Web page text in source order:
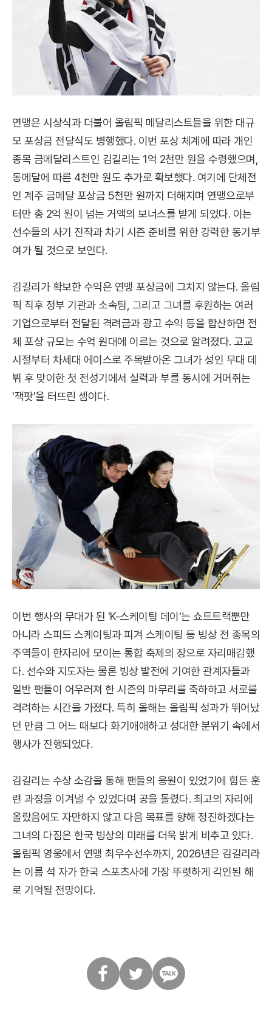
연맹은 시상식과 더불어 올림픽 메달리스트들을 위한 대규
모 포상금 전달식도 병행했다. 이번 포상 체계에 따라 개인
종목 금메달리스트인 김길리는 1억 2천만 원을 수령했으며,
동메달에 따른 4천만 원도 추가로 확보했다. 여기에 단체전
인 계주 금메달 포상금 5천만 원까지 더해지며 연맹으로부
터만 총 2억 원이 넘는 거액의 보너스를 받게 되었다. 이는
선수들의 사기 진작과 차기 시즌 준비를 위한 강력한 동기부
여가 될 것으로 보인다.
김길리가 확보한 수익은 연맹 포상금에 그치지 않는다. 올림
픽 직후 정부 기관과 소속팀, 그리고 그녀를 후원하는 여러
기업으로부터 전달된 격려금과 광고 수익 등을 합산하면 전
체 포상 규모는 수억 원대에 이르는 것으로 알려졌다. 고교
시절부터 차세대 에이스로 주목받아온 그녀가 성인 무대 데
뷔 후 맞이한 첫 전성기에서 실력과 부를 동시에 거머쥐는
'잭팟'을 터뜨린 셈이다.
이번 행사의 무대가 된 'K-스케이팅 데이'는 쇼트트랙뿐만
아니라 스피드 스케이팅과 피겨 스케이팅 등 빙상 전 종목의
주역들이 한자리에 모이는 통합 축제의 장으로 자리매김했
다. 선수와 지도자는 물론 빙상 발전에 기여한 관계자들과
일반 팬들이 어우러져 한 시즌의 마무리를 축하하고 서로를
격려하는 시간을 가졌다. 특히 올해는 올림픽 성과가 뛰어났
던 만큼 그 어느 때보다 화기애애하고 성대한 분위기 속에서
행사가 진행되었다.
김길리는 수상 소감을 통해 팬들의 응원이 있었기에 힘든 훈
련 과정을 이겨낼 수 있었다며 공을 돌렸다. 최고의 자리에
올랐음에도 자만하지 않고 다음 목표를 향해 정진하겠다는
그녀의 다짐은 한국 빙상의 미래를 더욱 밝게 비추고 있다.
올림픽 영웅에서 연맹 최우수선수까지, 2026년은 김길리라
는 이름 석 자가 한국 스포츠사에 가장 뚜렷하게 각인된 해
로 기억될 전망이다.